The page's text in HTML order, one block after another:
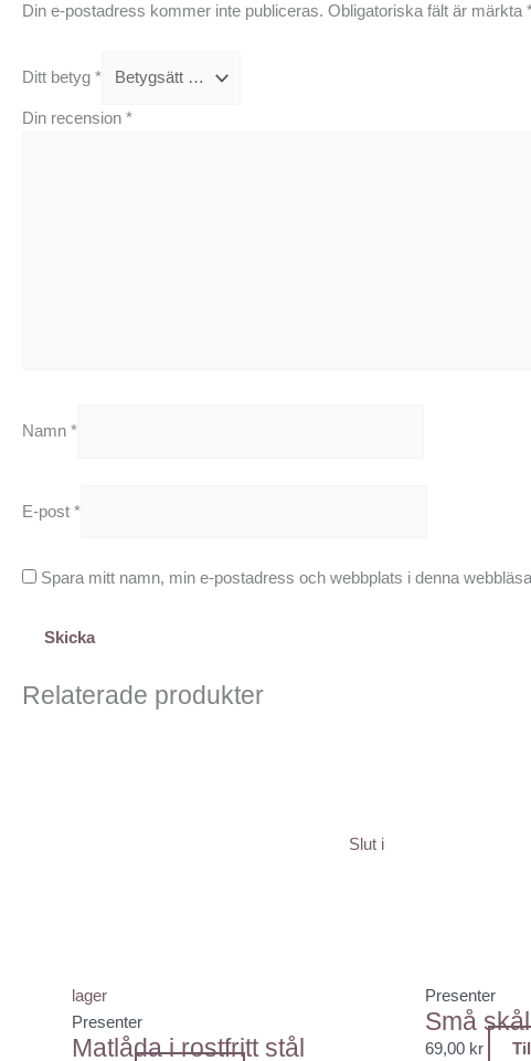
Din e-postadress kommer inte publiceras. Obligatoriska fält är märkta
Ditt betyg *
Din recension *
Namn *
E-post *
Spara mitt namn, min e-postadress och webbplats i denna
Relaterade produkter
Slut i
lager
Presenter
Matlåda i rostfritt stål
Presenter
Små
69,00 kr